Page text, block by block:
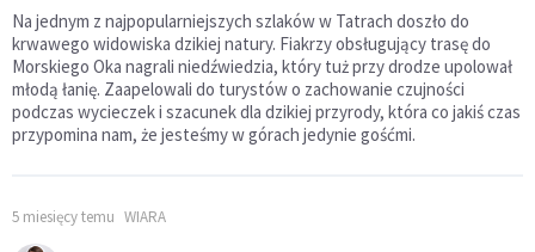
Na jednym z najpopularniejszych szlaków w Tatrach doszło do
krwawego widowiska dzikiej natury. Fiakrzy obsługujący trasę do
Morskiego Oka nagrali niedźwiedzia, który tuż przy drodze upolował
młodą łanię. Zaapelowali do turystów o zachowanie czujności
podczas wycieczek i szacunek dla dzikiej przyrody, która co jakiś czas
przypomina nam, że jesteśmy w górach jedynie gośćmi.
5 miesięcy temu WIARA